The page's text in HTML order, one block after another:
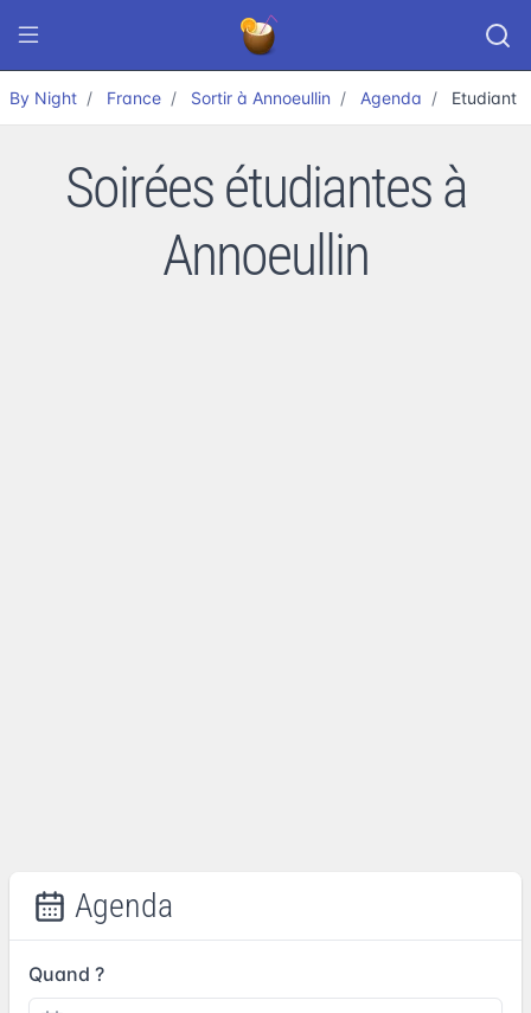
By Night France Sortir à Annoeullin Agenda Etudiant
Soirées étudiantes à
Annoeullin
Agenda
Quand ?